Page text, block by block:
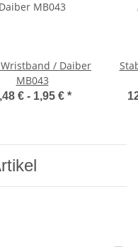
/ Daiber
MB043
€ - 1,95 € *